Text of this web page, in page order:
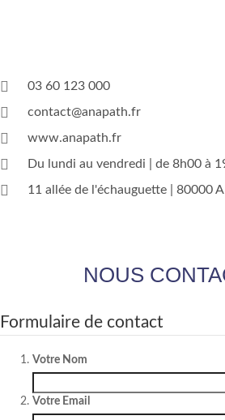
03 60 123 000
contact@anapath.fr
www.anapath.fr
Du lundi au vendredi | de 8h00 à
11 allée de l'échauguette | 80000
NOUS
Formulaire de contact
Votre Nom
Votre Email